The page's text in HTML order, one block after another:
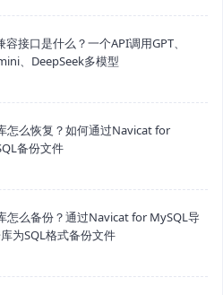
接口是什么？一个API调用GPT、
、DeepSeek多模型
怎么恢复？如何通过Navicat for
备份文件
怎么备份？通过Navicat for MySQL导
为SQL格式备份文件